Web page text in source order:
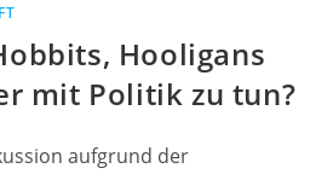
Hooligans
mit Politik zu tun?
aufgrund der